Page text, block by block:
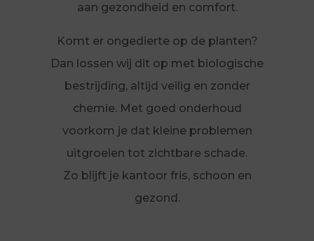
aan gezondheid en comfort.
Komt er ongedierte op de planten?
Dan lossen wij dit op met biologische
bestrijding, altijd veilig en zonder
chemie. Met goed onderhoud
voorkom je dat kleine problemen
uitgroeien tot zichtbare schade.
Zo blijft je kantoor fris, schoon en
gezond.